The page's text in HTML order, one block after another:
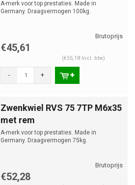
A-merk voor top prestaties. Made in
Germany. Draagvermogen 100kg.
€45,61
(€55,18 Incl. btw)
- +
Zwenkwiel RVS 75 7TP M6x35
met rem
A-merk voor top prestaties. Made in
Germany. Draagvermogen 75kg.
€52,28